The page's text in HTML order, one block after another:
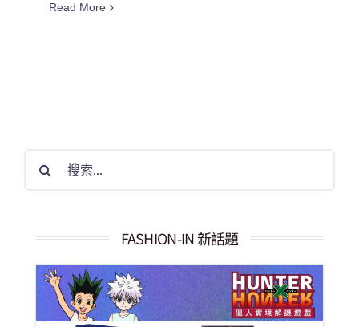
Read More
果：
FASHION-IN 新話題